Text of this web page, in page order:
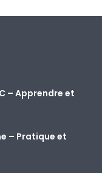
– Apprendre et
– Pratique et